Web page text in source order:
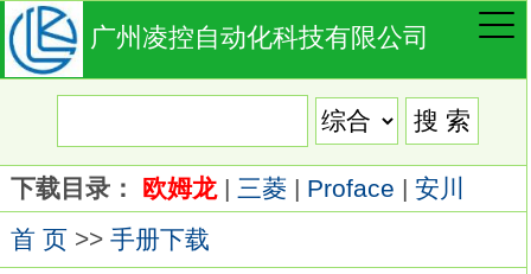
广州凌控自动化科技有限公司
下载目录： 欧姆龙| 三菱| Proface | 安川
首 页>> 手册下载